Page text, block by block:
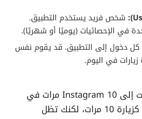
شخص فريد يستخدم التطبيق.
في الإحصائيات (يوميًا أو شهريًا).
كل دخول إلى التطبيق. قد يقوم نفس
في اليوم.
مثال: إذا دخلت إلى Instagram 10 مرات في
اليوم، تُحسب كزيارة 10 مرات، لكنك تظل